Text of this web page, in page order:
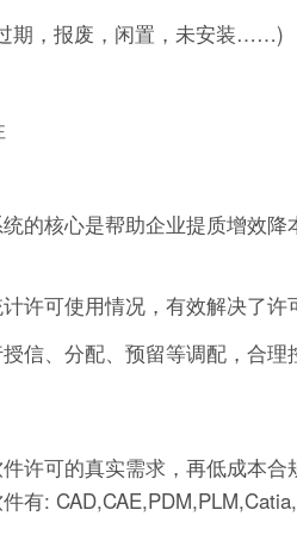
期，报废，闲置，未安装……)
的核心是帮助企业提质增效降
许可使用情况，有效解决了许
信、分配、预留等调配，合理
许可的真实需求，再低成本合
有: